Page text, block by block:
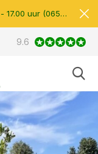
& eigen import
9.6
Ons terrein is geopend di. t/m za. 8.00 uur - 17.00 uur (0657510597)